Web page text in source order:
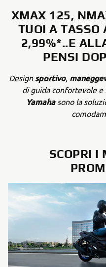
XMAX 125,
TUOI A TASSO
2,99%*..E
PENSI
Design sportivo,
di guida confortevole e
Yamahasono la
SCOPRI I